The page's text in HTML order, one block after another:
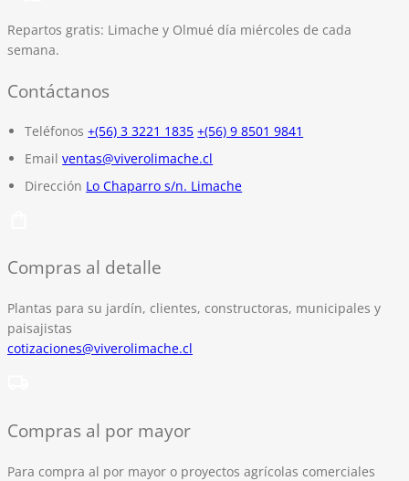
Repartos gratis: Limache y Olmué día miércoles de cada
semana.
Contáctanos
Teléfonos +(56) 3 3221 1835 +(56) 9 8501 9841
Email ventas@viverolimache.cl
Dirección Lo Chaparro s/n. Limache
Compras al detalle
Plantas para su jardín, clientes, constructoras, municipales y
paisajistas
cotizaciones@viverolimache.cl
Compras al por mayor
Para compra al por mayor o proyectos agrícolas comerciales